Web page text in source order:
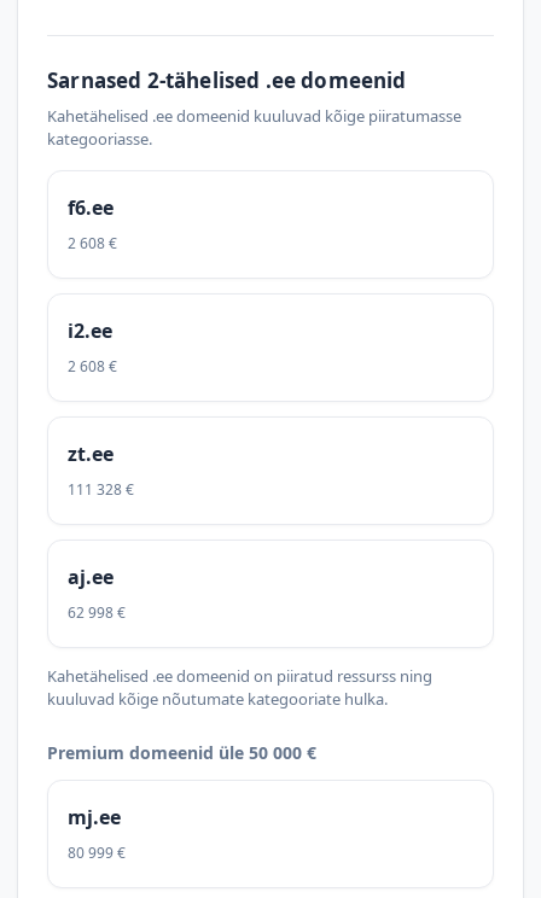
Sarnased 2-tähelised .ee domeenid
Kahetähelised .ee domeenid kuuluvad kõige piiratumasse
kategooriasse.
f6.ee
2 608 €
i2.ee
2 608 €
zt.ee
111 328 €
aj.ee
62 998 €
Kahetähelised .ee domeenid on piiratud ressurss ning
kuuluvad kõige nõutumate kategooriate hulka.
Premium domeenid üle 50 000 €
mj.ee
80 999 €